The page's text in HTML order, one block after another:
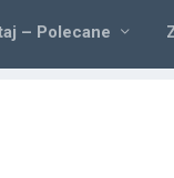
– Polecane